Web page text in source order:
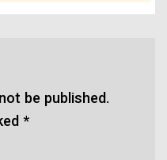
be published.
*